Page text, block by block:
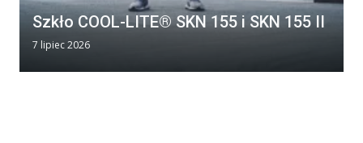
Szkło COOL-LITE® SKN 155 i SKN 155 II
7 lipiec 2026